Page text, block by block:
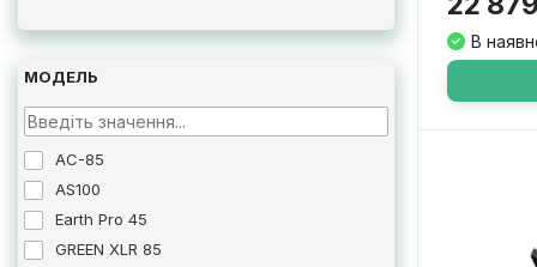
МОДЕЛЬ
AC-85
AS100
Earth Pro 45
GREEN XLR 85
В